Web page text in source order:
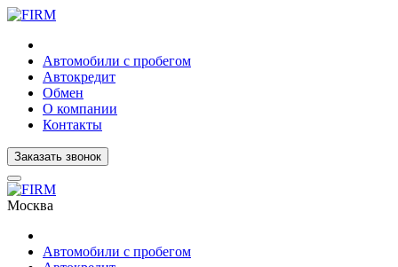
Автомобили с пробегом
Автокредит
Обмен
О компании
Контакты
Заказать звонок
Москва
Автомобили с пробегом